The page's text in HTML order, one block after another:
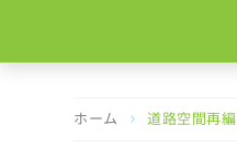
ホーム 道路空間再編